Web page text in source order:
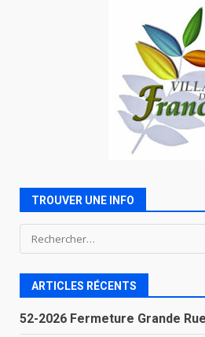
TROUVER UNE INFO
Rechercher :
ARTICLES RÉCENTS
52-2026 Fermeture Grande